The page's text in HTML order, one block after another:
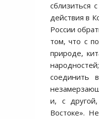
сблизиться
действия в
России
том, что с
природе,
соединить
и, с другой,
Востоке».